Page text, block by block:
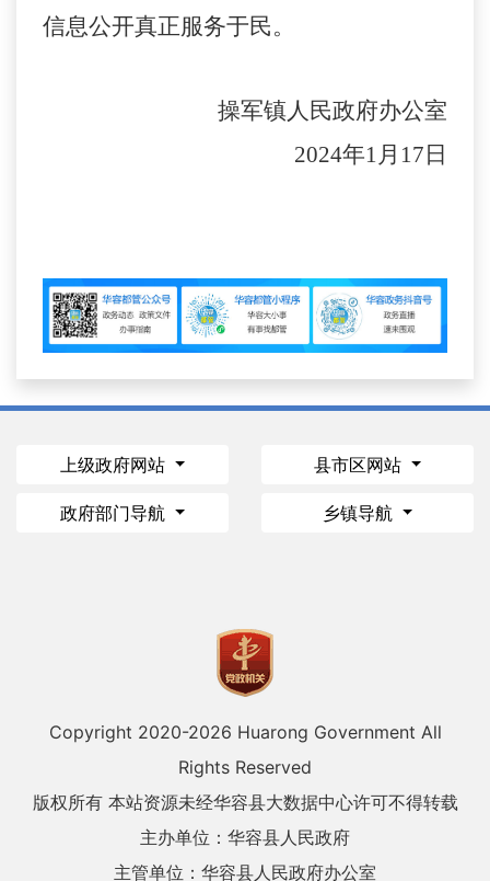
信息公开真正服务于民。
操军镇人民政府办公室
2024年1月17日
上级政府网站 县市区网站
政府部门导航 乡镇导航
Copyright 2020-2026 Huarong Government All
Rights Reserved
版权所有 本站资源未经华容县大数据中心许可不得转载
主办单位：华容县人民政府
主管单位：华容县人民政府办公室